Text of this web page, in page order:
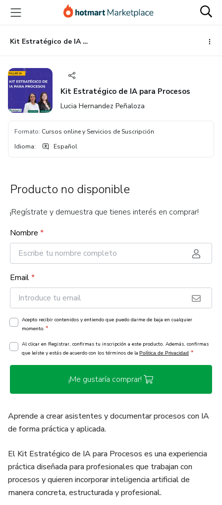
principal
página
de
página
Kit Estratégico de IA para Procesos
Kit Estratégico de IA para Procesos
Lucia Hernandez Peñaloza
Formato: Cursos online y Servicios de Suscripción
Idioma: Español
Producto no disponible
¡Regístrate y demuestra que tienes interés en comprar!
Nombre *
Email*
Acepto recibir contenidos y entiendo que puedo darme de baja en cualquier
momento. *
Al clicar en Registrar, confirmas tu inscripción a este producto. Además, confirmas
que leíste y estás de acuerdo con los términos de la Política de Privacidad *
¡Me gustaría comprar!
Aprende a crear asistentes y documentar procesos con IA
de forma práctica y aplicada.
El Kit Estratégico de IA para Procesos es una experiencia
práctica diseñada para profesionales que trabajan con
procesos y quieren incorporar inteligencia artificial de
manera concreta, estructurada y profesional.